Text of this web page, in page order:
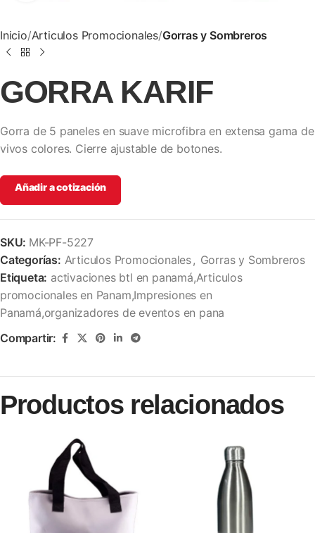
Inicio Articulos Promocionales Gorras y Sombreros
GORRA KARIF
Gorra de 5 paneles en suave microfibra en extensa gama de
vivos colores. Cierre ajustable de botones.
Añadir a cotización
SKU: MK-PF-5227
Categorías: Articulos Promocionales , Gorras y Sombreros
Etiqueta: activaciones btl en panamá,Articulos
promocionales en Panam,Impresiones en
Panamá,organizadores de eventos en pana
Compartir:
Productos relacionados